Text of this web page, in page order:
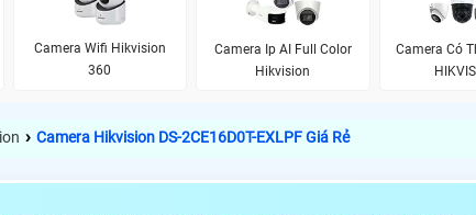
Camera Wifi Hikvision
360
Camera Ip AI Full Color
Hikvision
Camera Có
› Camera Hikvision DS-2CE16D0T-EXLPF Giá Rẻ